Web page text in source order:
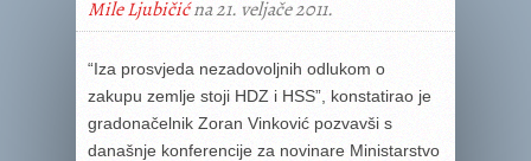
Mile Ljubičićna 21. veljače 2011.
“Iza prosvjeda nezadovoljnih odlukom o
zakupu zemlje stoji HDZ i HSS”, konstatirao je
gradonačelnik Zoran Vinković pozvavši s
današnje konferencije za novinare Ministarstvo